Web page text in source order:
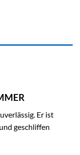
Er ist
geschliffen